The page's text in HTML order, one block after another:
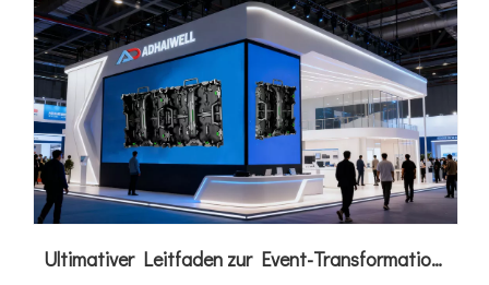
Ultimativer Leitfaden zur Event-Transformation: Wie die modularen Miet-LED-Videowände von ADHAIWELL unvergessliche Bilder liefern